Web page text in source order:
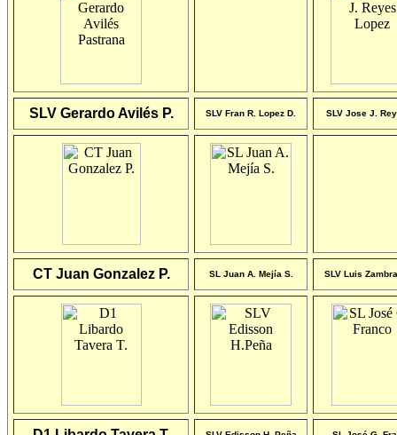
SLV Gerardo Avilés P. SLV Fran R. Lopez D. SLV Jose J.
CT Juan Gonzalez P. SL Juan A. Mejía S. SLV Luis